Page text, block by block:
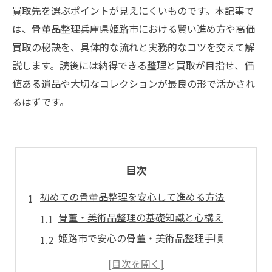
買取先を選ぶポイントが見えにくいものです。本記事で
は、骨董品整理兵庫県姫路市における賢い進め方や高価
買取の秘訣を、具体的な流れと実務的なコツを交えて解
説します。読後には納得できる整理と買取が目指せ、価
値ある遺品や大切なコレクションが最良の形で活かされ
るはずです。
目次
初めての骨董品整理を安心して進める方法
骨董・美術品整理の基礎知識と心構え
姫路市で安心の骨董・美術品整理手順
初めてでも失敗しない査定依頼の進め方